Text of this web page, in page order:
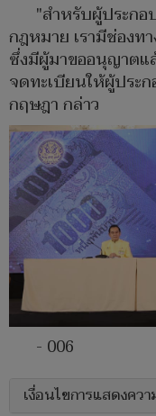
"สำหรับผู้ประกอ
กฎหมาย เรามีช่องท
ซึ่งมีผู้มาขออนุญาตแ
จดทะเบียนให้ผู้ประ
กฤษฎา กล่าว
- 006
เงื่อนไขการแสดงคว